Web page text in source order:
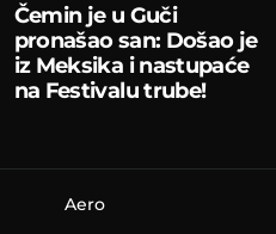
Čemin je u Guči
pronašao san: Došao je
iz Meksika i nastupaće
na Festivalu trube!
Aero